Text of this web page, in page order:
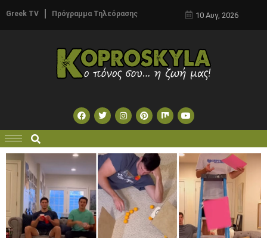
Greek TV Πρόγραμμα Τηλεόρασης 10 Αυγ, 2026